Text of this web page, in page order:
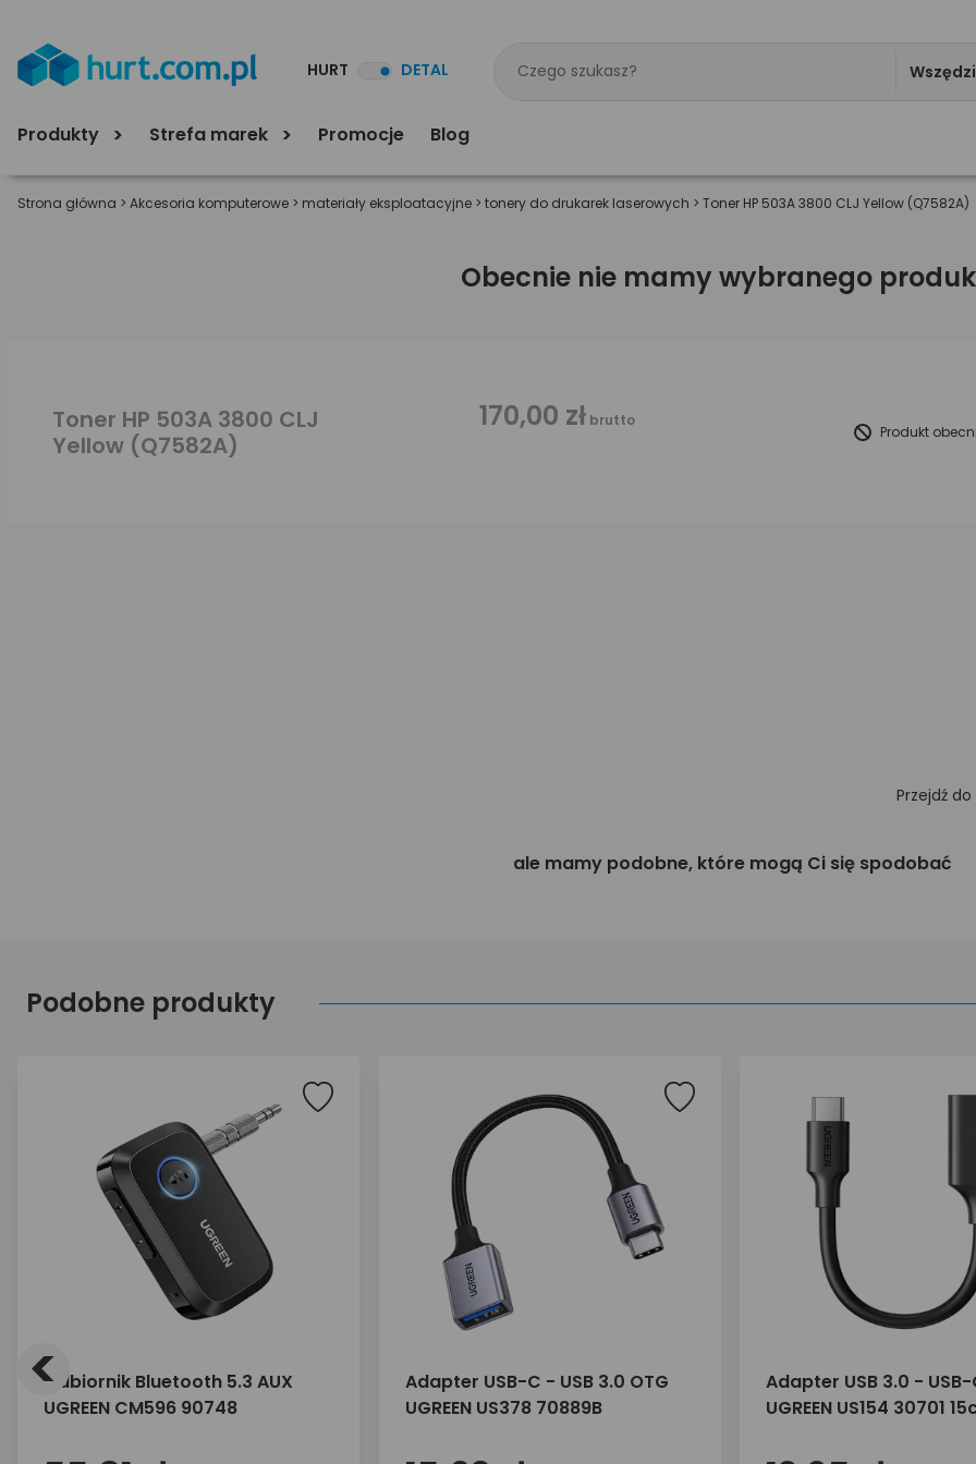
HURT DETAL
Produkty Strefa marek Promocje Blog
Strona główna > Akcesoria komputerowe > materiały eksploatacyjne > tonery do drukarek laserowych > Toner HP 503A 3800 CLJ Yellow (Q7582A)
Obecnie nie mamy wybranego
Toner HP 503A 3800 CLJ
Yellow (Q7582A)
170,00 zł brutto
Produkt
Przejdź do
ale mamy podobne, które mogą Ci się spodobać
Podobne produkty
Odbiornik Bluetooth 5.3 AUX
UGREEN CM596 90748
Adapter USB-C - USB 3.0 OTG
UGREEN US378 70889B
Adapter USB 3.0 - USB-
UGREEN US154 30701
<